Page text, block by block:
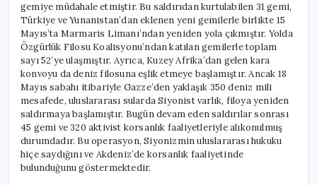
gemiye müdahale etmiştir. Bu saldırıdan kurtulabilen 31 gemi,
Türkiye ve Yunanistan’dan eklenen yeni gemilerle birlikte 15
Mayıs’ta Marmaris Limanı’ndan yeniden yola çıkmıştır. Yolda
Özgürlük Filosu Koalisyonu’ndan katılan gemilerle toplam
sayı 52’ye ulaşmıştır. Ayrıca, Kuzey Afrika’dan gelen kara
konvoyu da deniz filosuna eşlik etmeye başlamıştır. Ancak 18
Mayıs sabahı itibariyle Gazze’den yaklaşık 350 deniz mili
mesafede, uluslararası sularda Siyonist varlık, filoya yeniden
saldırmaya başlamıştır. Bugün devam eden saldırılar sonrası
45 gemi ve 320 aktivist korsanlık faaliyetleriyle alıkonulmuş
durumdadır. Bu operasyon, Siyonizmin uluslararası hukuku
hiçe saydığını ve Akdeniz’de korsanlık faaliyetinde
bulunduğunu göstermektedir.